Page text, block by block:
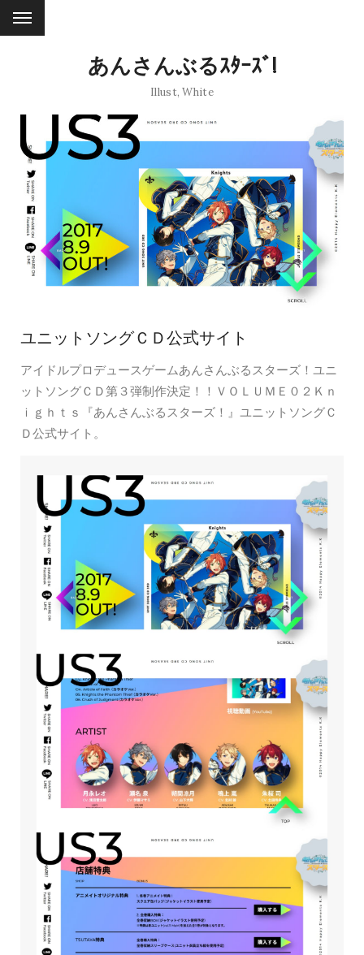
あんさんぶるｽﾀｰｽﾞ!
Illust,White
ユニットソングＣＤ公式サイト
アイドルプロデュースゲームあんさんぶるスターズ！ユニ
ットソングＣＤ第３弾制作決定！！ＶＯＬＵＭＥ０２Ｋｎ
ｉｇｈｔｓ『あんさんぶるスターズ！』ユニットソングＣ
Ｄ公式サイト。